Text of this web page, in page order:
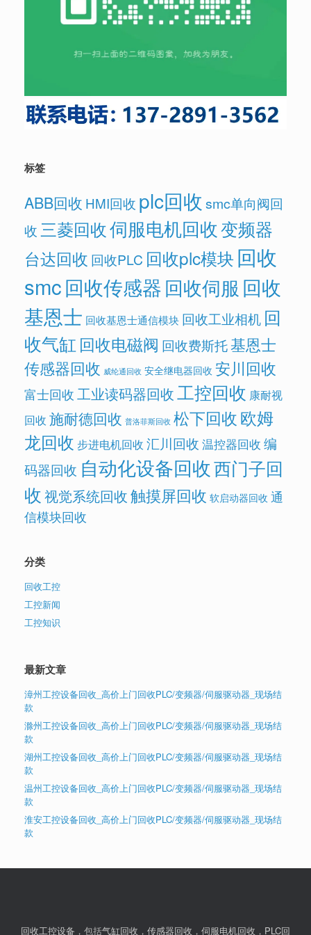
标签
ABB回收 HMI回收 plc回收 smc单向阀回
收三菱回收伺服电机回收变频器
台达回收 回收PLC 回收plc模块 回收
smc回收传感器回收伺服 回收
基恩士 回收基恩士通信模块 回收工业相机 回
收气缸 回收电磁阀 回收费斯托基恩士
传感器回收 威纶通回收 安全继电器回收 安川回收
富士回收工业读码器回收工控回收 康耐视
回收 施耐德回收 普洛菲斯回收 松下回收欧姆
龙回收 步进电机回收 汇川回收 温控器回收 编
码器回收 自动化设备回收西门子回
收视觉系统回收触摸屏回收 软启动器回收 通
信模块回收
分类
回收工控
工控新闻
工控知识
最新文章
漳州工控设备回收_高价上门回收PLC/变频器/伺服驱动器_现场结
款
滁州工控设备回收_高价上门回收PLC/变频器/伺服驱动器_现场结
款
湖州工控设备回收_高价上门回收PLC/变频器/伺服驱动器_现场结
款
温州工控设备回收_高价上门回收PLC/变频器/伺服驱动器_现场结
款
淮安工控设备回收_高价上门回收PLC/变频器/伺服驱动器_现场结
款
回收工控设备 ，包括气缸回收 ， 传感器回收 ， 伺服电机回收 ， PLC回